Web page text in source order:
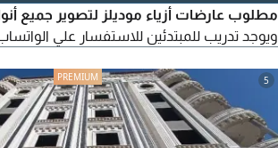
مطلوب عارضات أزياء موديلز لتصوير جميع
ويوجد تدريب للمبتدئين للاستفسار علي
5